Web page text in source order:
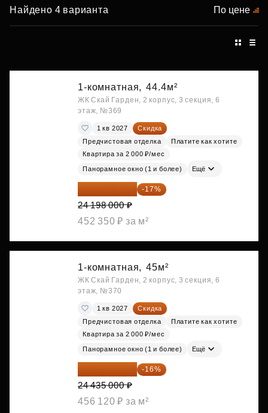
Найдено 4 варианта По цене
1-комнатная, 44.4м²
ЖК Скай Гарден, 2 корпус, 3 секция, 6
этаж, №369
1 кв 2027
Скидка
Предчистовая отделка
Платите как хотите
Квартира за 2 000 ₽/мес
Панорамное окно (1 и более) Ещё
20 084 340 ₽ -17%
24 198 000 ₽
452 350 ₽ за м²
1-комнатная, 45м²
ЖК Скай Гарден, 2 корпус, 3 секция, 6
этаж, №370
1 кв 2027
Скидка
Предчистовая отделка
Платите как хотите
Квартира за 2 000 ₽/мес
Панорамное окно (1 и более) Ещё
20 525 400 ₽ -16%
24 435 000 ₽
456 120 ₽ за м²